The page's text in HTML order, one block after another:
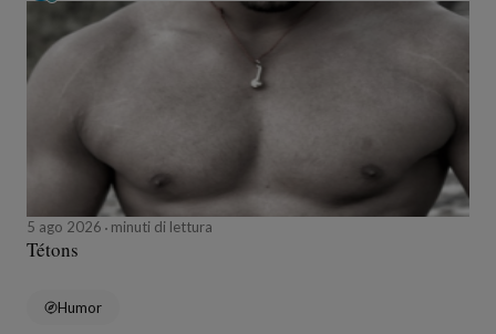
5 ago 2026 minuti di lettura
Tétons
Humor